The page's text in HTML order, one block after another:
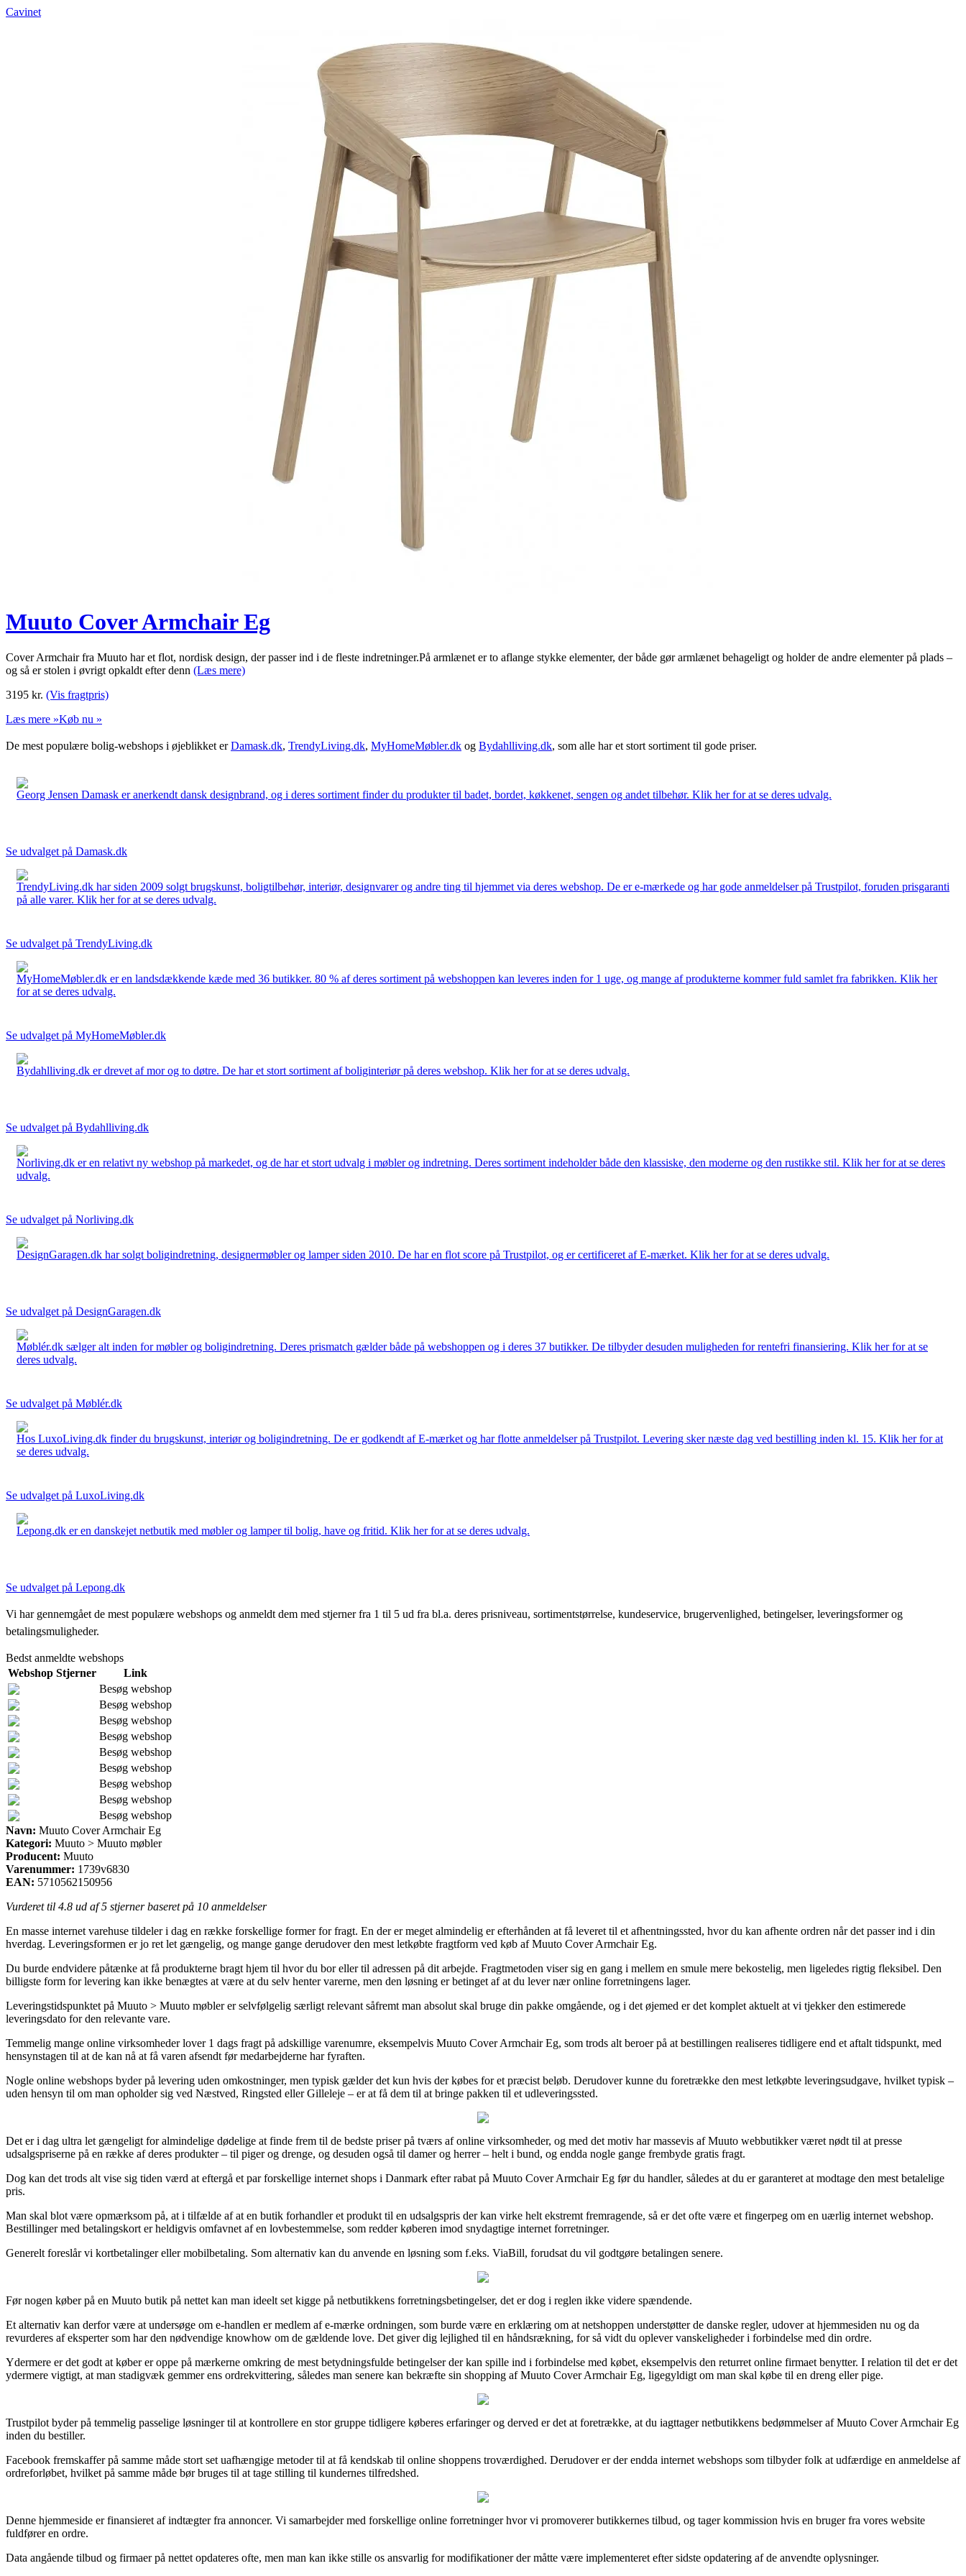
Cavinet
Muuto Cover Armchair Eg
Cover Armchair fra Muuto har et flot, nordisk design, der passer ind i de fleste indretninger.På armlænet er to aflange stykke elementer, der både gør armlænet behageligt og holder de andre elementer på plads –
og så er stolen i øvrigt opkaldt efter denn (Læs mere)
3195 kr. (Vis fragtpris)
Læs mere »Køb nu »
De mest populære bolig-webshops i øjeblikket erDamask.dk, TrendyLiving.dk, MyHomeMøbler.dk og Bydahlliving.dk, som alle har et stort sortiment til gode priser.
Georg Jensen Damask er anerkendt dansk designbrand, og i deres sortiment finder du produkter til badet, bordet, køkkenet, sengen og andet tilbehør. Klik her for at se deres udvalg.
Se udvalget på Damask.dk
TrendyLiving.dk har siden 2009 solgt brugskunst, boligtilbehør, interiør, designvarer og andre ting til hjemmet via deres webshop. De er e-mærkede og har gode anmeldelser på Trustpilot, foruden prisgaranti
på alle varer. Klik her for at se deres udvalg.
Se udvalget på TrendyLiving.dk
MyHomeMøbler.dk er en landsdækkende kæde med 36 butikker. 80 % af deres sortiment på webshoppen kan leveres inden for 1 uge, og mange af produkterne kommer fuld samlet fra fabrikken. Klik her
for at se deres udvalg.
Se udvalget på MyHomeMøbler.dk
Bydahlliving.dk er drevet af mor og to døtre. De har et stort sortiment af boliginteriør på deres webshop. Klik her for at se deres udvalg.
Se udvalget på Bydahlliving.dk
Norliving.dk er en relativt ny webshop på markedet, og de har et stort udvalg i møbler og indretning. Deres sortiment indeholder både den klassiske, den moderne og den rustikke stil. Klik her for at se deres
udvalg.
Se udvalget på Norliving.dk
DesignGaragen.dk har solgt boligindretning, designermøbler og lamper siden 2010. De har en flot score på Trustpilot, og er certificeret af E-mærket. Klik her for at se deres udvalg.
Se udvalget på DesignGaragen.dk
Møblér.dk sælger alt inden for møbler og boligindretning. Deres prismatch gælder både på webshoppen og i deres 37 butikker. De tilbyder desuden muligheden for rentefri finansiering. Klik her for at se
deres udvalg.
Se udvalget på Møblér.dk
Hos LuxoLiving.dk finder du brugskunst, interiør og boligindretning. De er godkendt af E-mærket og har flotte anmeldelser på Trustpilot. Levering sker næste dag ved bestilling inden kl. 15. Klik her for at
se deres udvalg.
Se udvalget på LuxoLiving.dk
Lepong.dk er en danskejet netbutik med møbler og lamper til bolig, have og fritid. Klik her for at se deres udvalg.
Se udvalget på Lepong.dk
Vi har gennemgået de mest populære webshops og anmeldt dem med stjerner fra 1 til 5 ud fra bl.a. deres prisniveau, sortimentstørrelse, kundeservice, brugervenlighed, betingelser, leveringsformer og
betalingsmuligheder.
Bedst anmeldte webshops
Webshop Stjerner
Link
Besøg webshop
Besøg webshop
Besøg webshop
Besøg webshop
Besøg webshop
Besøg webshop
Besøg webshop
Besøg webshop
Besøg webshop
Navn: Muuto Cover Armchair Eg
Kategori: Muuto > Muuto møbler
Producent: Muuto
Varenummer: 1739v6830
EAN: 5710562150956
Vurderet til 4.8 ud af 5 stjerner baseret på 10 anmeldelser
En masse internet varehuse tildeler i dag en række forskellige former for fragt. En der er meget almindelig er efterhånden at få leveret til et afhentningssted, hvor du kan afhente ordren når det passer ind i din
hverdag. Leveringsformen er jo ret let gængelig, og mange gange derudover den mest letkøbte fragtform ved køb af Muuto Cover Armchair Eg.
Du burde endvidere påtænke at få produkterne bragt hjem til hvor du bor eller til adressen på dit arbejde. Fragtmetoden viser sig en gang i mellem en smule mere bekostelig, men ligeledes rigtig fleksibel. Den
billigste form for levering kan ikke benægtes at være at du selv henter varerne, men den løsning er betinget af at du lever nær online forretningens lager.
Leveringstidspunktet på Muuto > Muuto møbler er selvfølgelig særligt relevant såfremt man absolut skal bruge din pakke omgående, og i det øjemed er det komplet aktuelt at vi tjekker den estimerede
leveringsdato for den relevante vare.
Temmelig mange online virksomheder lover 1 dags fragt på adskillige varenumre, eksempelvis Muuto Cover Armchair Eg, som trods alt beroer på at bestillingen realiseres tidligere end et aftalt tidspunkt, med
hensynstagen til at de kan nå at få varen afsendt før medarbejderne har fyraften.
Nogle online webshops byder på levering uden omkostninger, men typisk gælder det kun hvis der købes for et præcist beløb. Derudover kunne du foretrække den mest letkøbte leveringsudgave, hvilket typisk –
uden hensyn til om man opholder sig ved Næstved, Ringsted eller Gilleleje – er at få dem til at bringe pakken til et udleveringssted.
Det er i dag ultra let gængeligt for almindelige dødelige at finde frem til de bedste priser på tværs af online virksomheder, og med det motiv har massevis af Muuto webbutikker været nødt til at presse
udsalgspriserne på en række af deres produkter – til piger og drenge, og desuden også til damer og herrer – helt i bund, og endda nogle gange frembyde gratis fragt.
Dog kan det trods alt vise sig tiden værd at eftergå et par forskellige internet shops i Danmark efter rabat på Muuto Cover Armchair Eg før du handler, således at du er garanteret at modtage den mest betalelige
pris.
Man skal blot være opmærksom på, at i tilfælde af at en butik forhandler et produkt til en udsalgspris der kan virke helt ekstremt fremragende, så er det ofte være et fingerpeg om en uærlig internet webshop.
Bestillinger med betalingskort er heldigvis omfavnet af en lovbestemmelse, som redder køberen imod snydagtige internet forretninger.
Generelt foreslår vi kortbetalinger eller mobilbetaling. Som alternativ kan du anvende en løsning som f.eks. ViaBill, forudsat du vil godtgøre betalingen senere.
Før nogen køber på en Muuto butik på nettet kan man ideelt set kigge på netbutikkens forretningsbetingelser, det er dog i reglen ikke videre spændende.
Et alternativ kan derfor være at undersøge om e-handlen er medlem af e-mærke ordningen, som burde være en erklæring om at netshoppen understøtter de danske regler, udover at hjemmesiden nu og da
revurderes af eksperter som har den nødvendige knowhow om de gældende love. Det giver dig lejlighed til en håndsrækning, for så vidt du oplever vanskeligheder i forbindelse med din ordre.
Ydermere er det godt at køber er oppe på mærkerne omkring de mest betydningsfulde betingelser der kan spille ind i forbindelse med købet, eksempelvis den returret online firmaet benytter. I relation til det er det
ydermere vigtigt, at man stadigvæk gemmer ens ordrekvittering, således man senere kan bekræfte sin shopping af Muuto Cover Armchair Eg, ligegyldigt om man skal købe til en dreng eller pige.
Trustpilot byder på temmelig passelige løsninger til at kontrollere en stor gruppe tidligere køberes erfaringer og derved er det at foretrække, at du iagttager netbutikkens bedømmelser af Muuto Cover Armchair Eg
inden du bestiller.
Facebook fremskaffer på samme måde stort set uafhængige metoder til at få kendskab til online shoppens troværdighed. Derudover er der endda internet webshops som tilbyder folk at udfærdige en anmeldelse af
ordreforløbet, hvilket på samme måde bør bruges til at tage stilling til kundernes tilfredshed.
Denne hjemmeside er finansieret af indtægter fra annoncer. Vi samarbejder med forskellige online forretninger hvor vi promoverer butikkernes tilbud, og tager kommission hvis en bruger fra vores website
fuldfører en ordre.
Data angående tilbud og firmaer på nettet opdateres ofte, men man kan ikke stille os ansvarlig for modifikationer der måtte være implementeret efter sidste opdatering af de anvendte oplysninger.